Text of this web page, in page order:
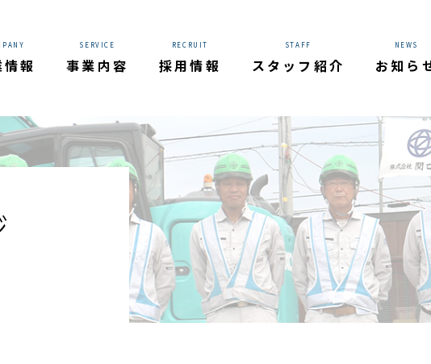
報
SERVICE
事業内容
RECRUIT
採用情報
STAFF
スタッフ紹介
NEWS
お知ら